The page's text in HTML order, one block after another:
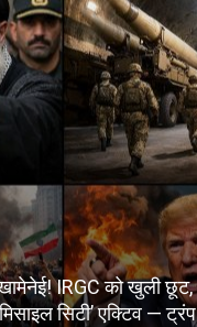
IRGC को खुली छूट,
सिटी’ एक्टिव — ट्रंप